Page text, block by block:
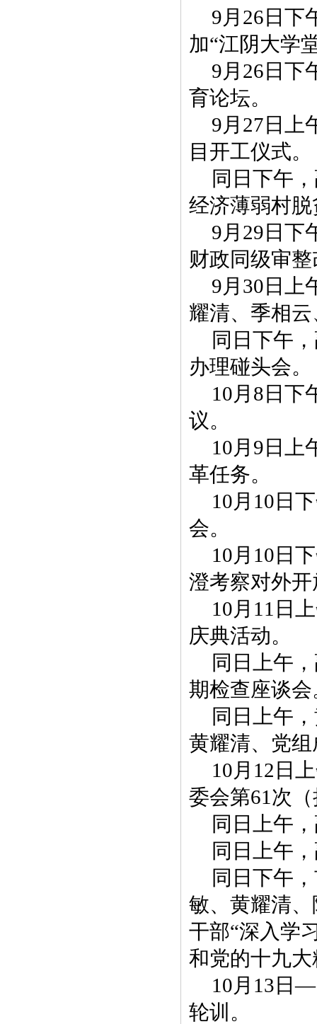
9月26日下
加“江阴大学
9月26日下
育论坛。
9月27日上
目开工仪式。
同日下午
经济薄弱村
9月29日下
财政同级审
9月30日上
耀清、季相
同日下午
办理碰头会。
10月8日下
议。
10月9日上
革任务。
10月10日
会。
10月10日
澄考察对外
10月11日
庆典活动。
同日上午
期检查座谈会
同日上午
黄耀清、党
10月12日
委会第61次
同日上午
同日上午
同日下午
敏、黄耀清
干部“深入学
和党的十九
10月13日
轮训。